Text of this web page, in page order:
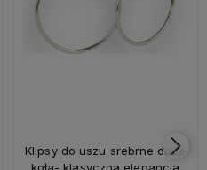
Klipsy do uszu srebrne duże